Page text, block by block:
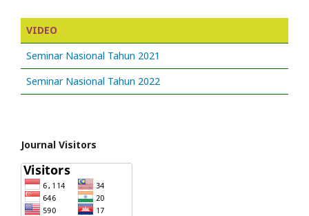
VIDEO
Seminar Nasional Tahun 2021
Seminar Nasional Tahun 2022
Journal Visitors